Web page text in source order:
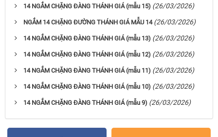
14 NGẮM CHẶNG ĐÀNG THÁNH GIÁ (mẫu 15) (26/03/2026)
NGẮM 14 CHẶNG ĐƯỜNG THÁNH GIÁ MẪU 14 (26/03/2026)
14 NGẮM CHẶNG ĐÀNG THÁNH GIÁ (mẫu 13) (26/03/2026)
14 NGẮM CHẶNG ĐÀNG THÁNH GIÁ (mẫu 12) (26/03/2026)
14 NGẮM CHẶNG ĐÀNG THÁNH GIÁ (mẫu 11) (26/03/2026)
14 NGẮM CHẶNG ĐÀNG THÁNH GIÁ (mẫu 10) (26/03/2026)
14 NGẮM CHẶNG ĐÀNG THÁNH GIÁ (mẫu 9) (26/03/2026)